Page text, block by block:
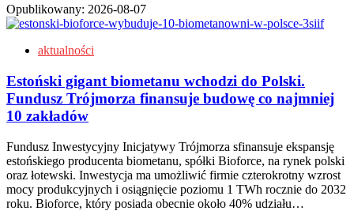
Opublikowany: 2026-08-07
aktualności
Estoński gigant biometanu wchodzi do Polski.
Fundusz Trójmorza finansuje budowę co najmniej
10 zakładów
Fundusz Inwestycyjny Inicjatywy Trójmorza sfinansuje ekspansję
estońskiego producenta biometanu, spółki Bioforce, na rynek polski
oraz łotewski. Inwestycja ma umożliwić firmie czterokrotny wzrost
mocy produkcyjnych i osiągnięcie poziomu 1 TWh rocznie do 2032
roku. Bioforce, który posiada obecnie około 40% udziału…